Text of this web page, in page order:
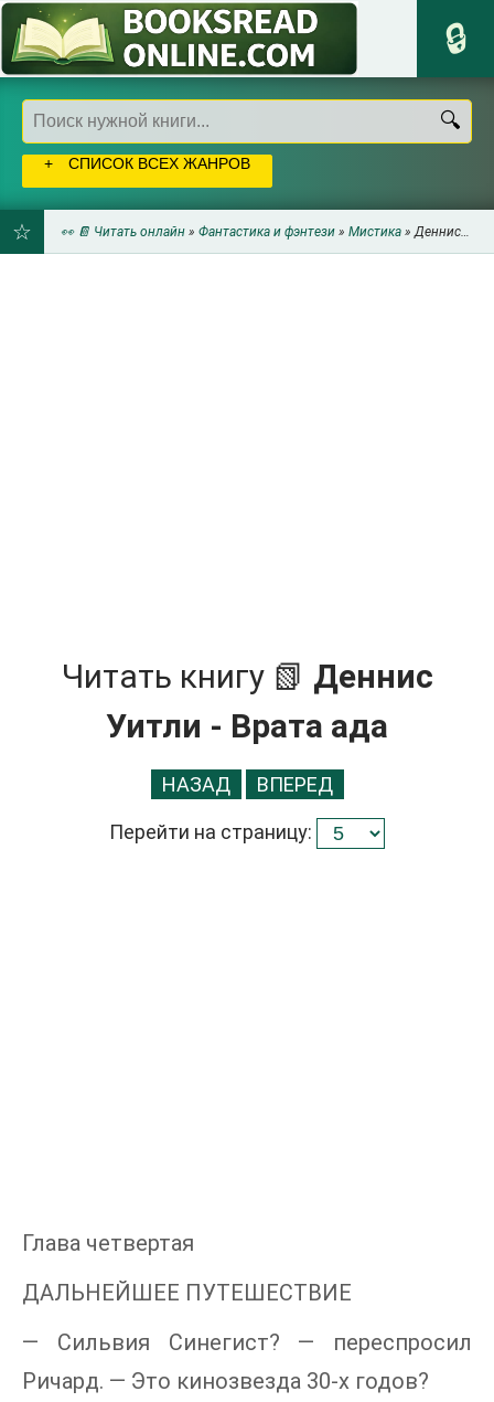
СПИСОК ВСЕХ ЖАНРОВ
👀 📔 Читать онлайн » Фантастика и фэнтези » Мистика » Деннис Уитли - Врата ада
Читать книгу 📗 Деннис
Уитли - Врата ада
НАЗАД ВПЕРЕД
Перейти на страницу:
Глава четвертая
ДАЛЬНЕЙШЕЕ ПУТЕШЕСТВИЕ
— Сильвия Синегист? — переспросил
Ричард. — Это кинозвезда 30-х годов?